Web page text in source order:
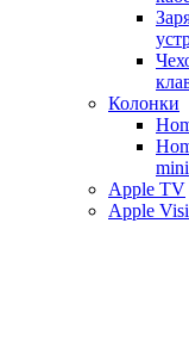
Колонки
mini
Apple TV
Apple